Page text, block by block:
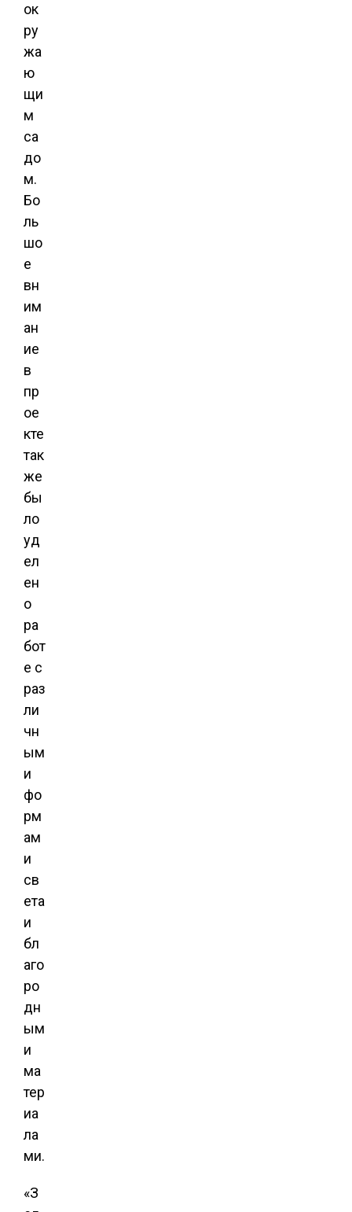
ок
ру
жа
ю
щи
м
са
до
м.
Бо
ль
шо
е
вн
им
ан
ие
в
пр
ое
кте
так
же
бы
ло
уд
ел
ен
о
ра
бот
е с
раз
ли
чн
ым
и
фо
рм
ам
и
св
ета
и
бл
аго
ро
дн
ым
и
ма
тер
иа
ла
ми.
«З